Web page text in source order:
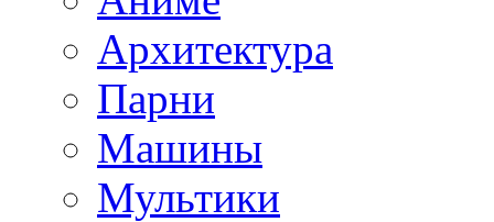
Архитектура
Парни
Машины
Мультики